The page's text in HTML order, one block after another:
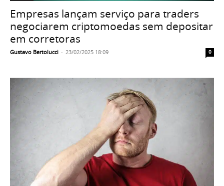
Empresas lançam serviço para traders
negociarem criptomoedas sem depositar
em corretoras
Gustavo Bertolucci - 23/02/2025 18:09 0